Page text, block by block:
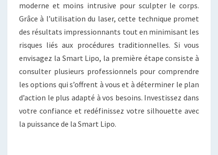
moderne et moins intrusive pour sculpter le corps.
Grâce à l’utilisation du laser, cette technique promet
des résultats impressionnants tout en minimisant les
risques liés aux procédures traditionnelles. Si vous
envisagez la Smart Lipo, la première étape consiste à
consulter plusieurs professionnels pour comprendre
les options qui s’offrent à vous et à déterminer le plan
d’action le plus adapté à vos besoins. Investissez dans
votre confiance et redéfinissez votre silhouette avec
la puissance de la Smart Lipo.